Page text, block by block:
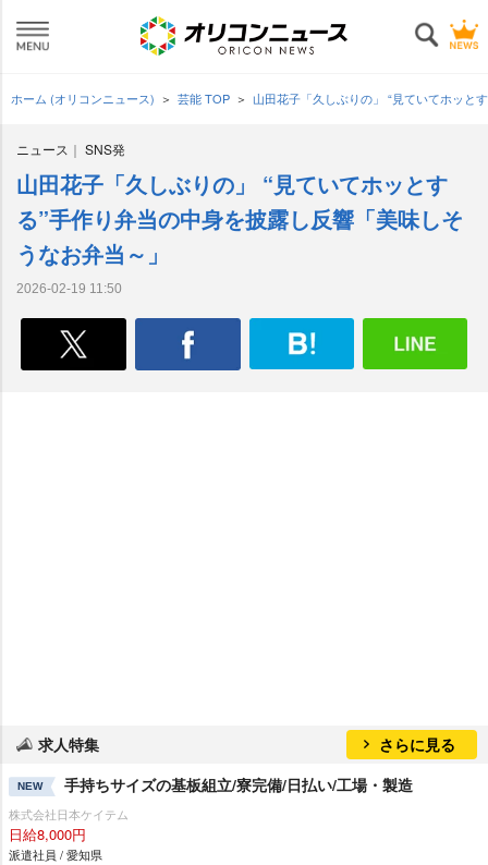
ホーム (オリコンニュース) 芸能 TOP 山田花子「久しぶりの」 “見ていてホッと
ニュース SNS発
山田花子「久しぶりの」 “見ていてホッとす
る”手作り弁当の中身を披露し反響「美味しそ
うなお弁当～」
2026-02-19 11:50
求人特集 さらに見る
NEW 手持ちサイズの基板組立/寮完備/日払い/工場・製造
株式会社日本ケイテム
日給8,000円
派遣社員 / 愛知県